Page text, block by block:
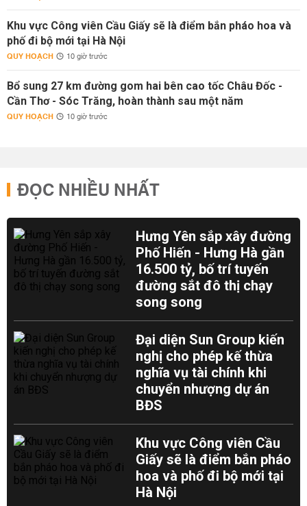
Khu vực Công viên Cầu Giấy sẽ là điểm bắn pháo hoa và
phố đi bộ mới tại Hà Nội
QUY HOẠCH 10 giờ trước
Bổ sung 27 km đường gom hai bên cao tốc Châu Đốc -
Cần Thơ - Sóc Trăng, hoàn thành sau một năm
QUY HOẠCH 10 giờ trước
ĐỌC NHIỀU NHẤT
Hưng Yên sắp xây đường
Phố Hiến - Hưng Hà gần
16.500 tỷ, bố trí tuyến
đường sắt đô thị chạy
song song
Đại diện Sun Group kiến
nghị cho phép kế thừa
nghĩa vụ tài chính khi
chuyển nhượng dự án
BĐS
Khu vực Công viên Cầu
Giấy sẽ là điểm bắn pháo
hoa và phố đi bộ mới tại
Hà Nội